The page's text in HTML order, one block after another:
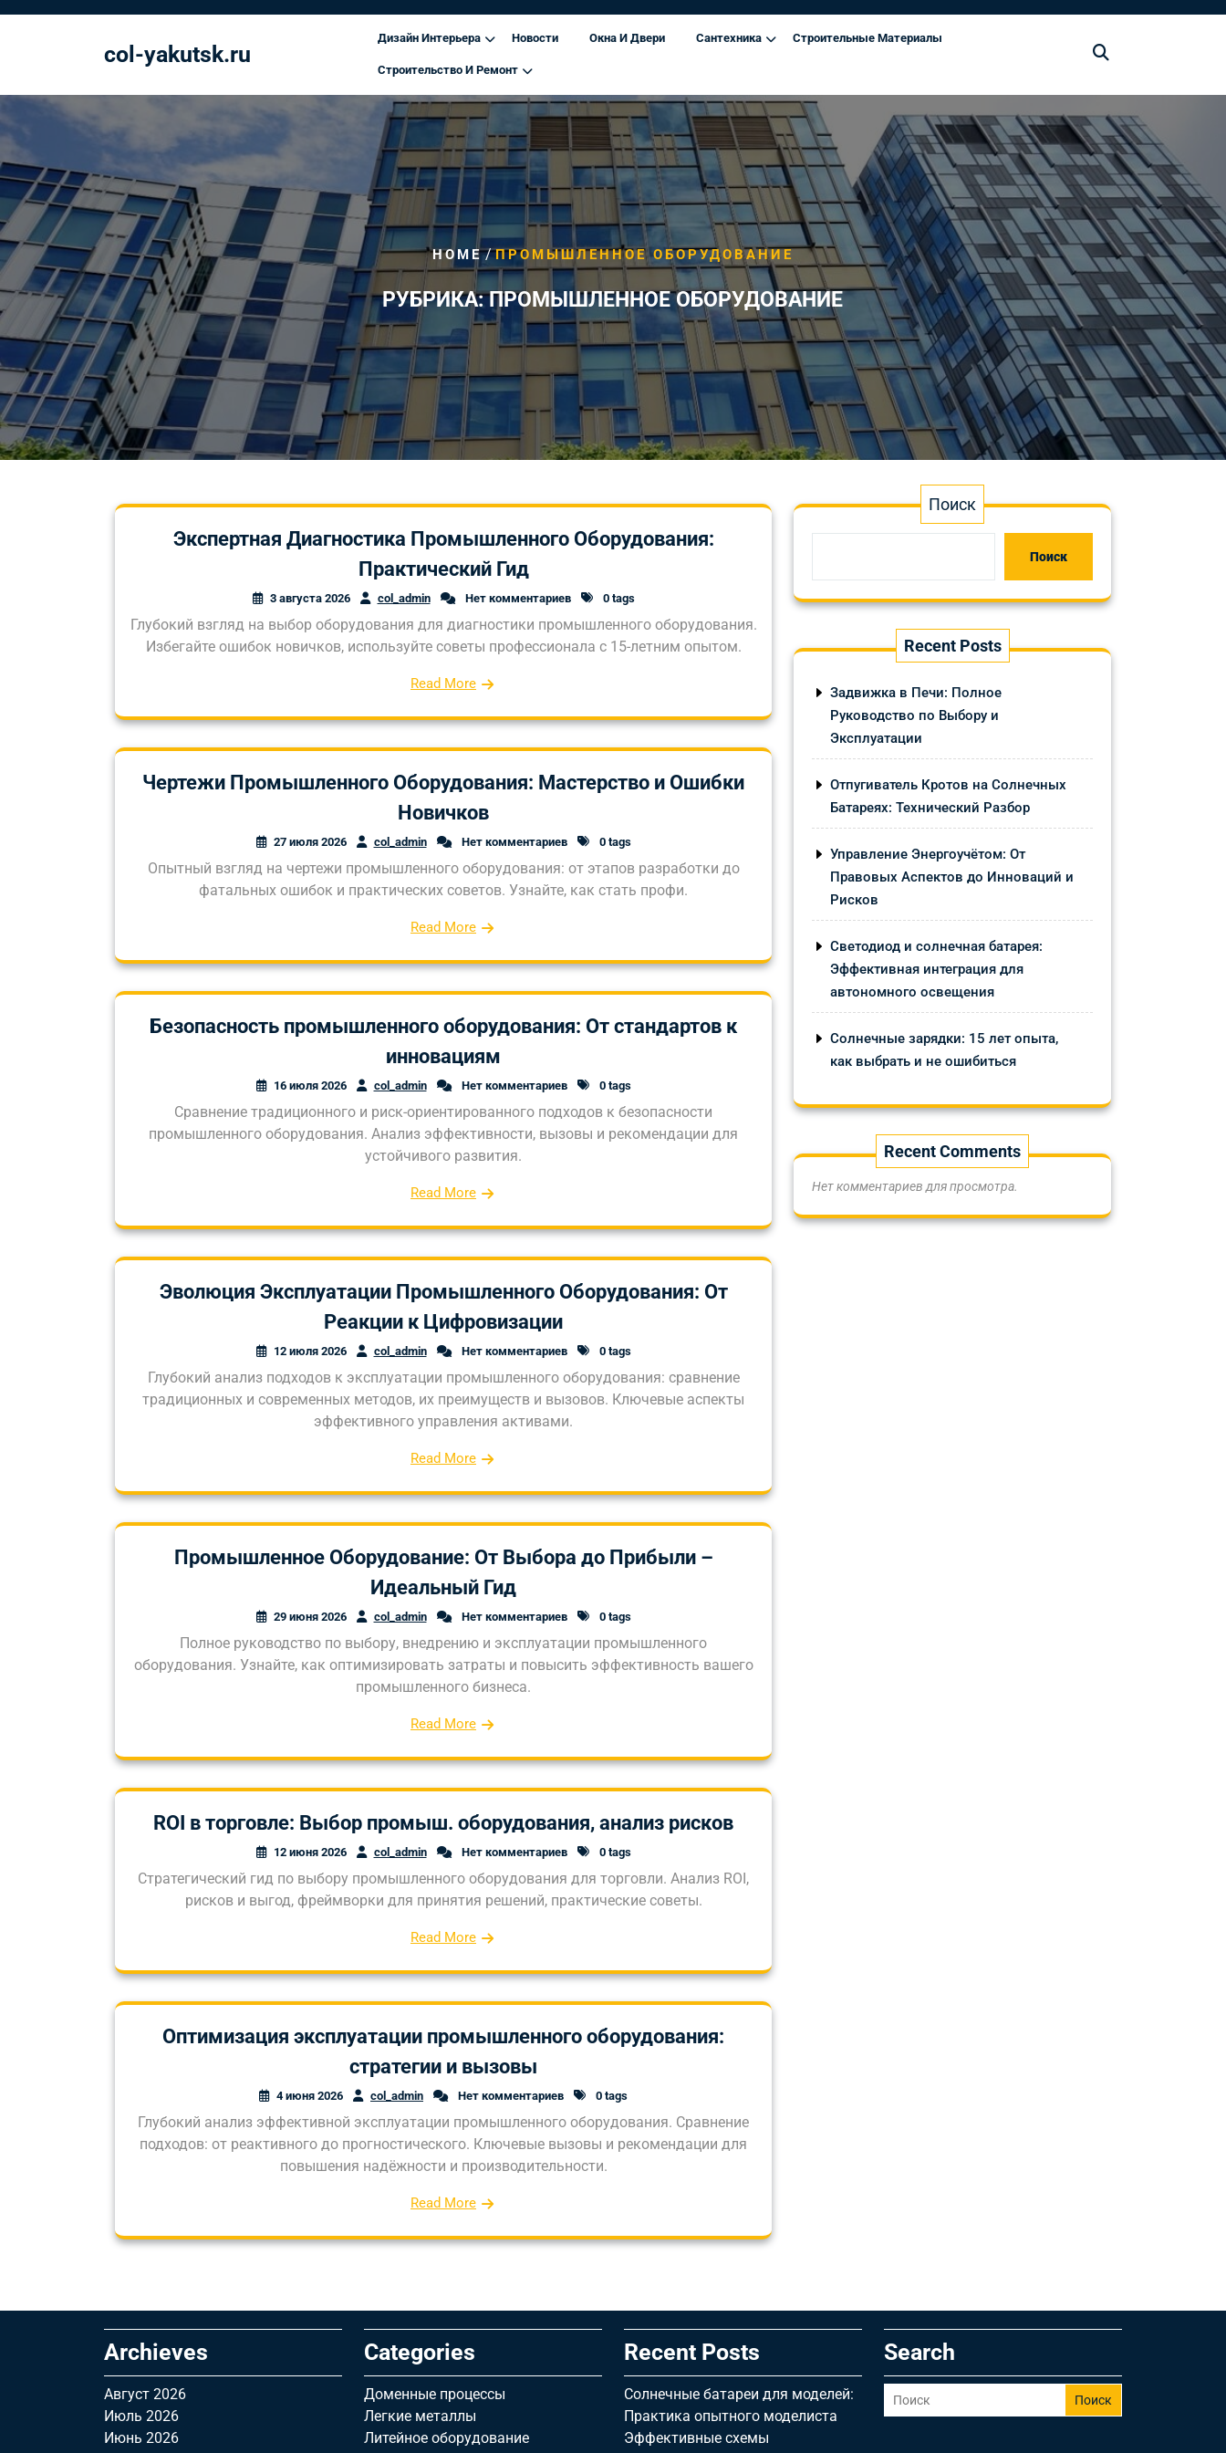
col-yakutsk.ru
Дизайн Интерьера Новости Окна И Двери Сантехника Строительные Материалы
Строительство И Ремонт
HOME/ПРОМЫШЛЕННОЕ ОБОРУДОВАНИЕ
РУБРИКА:ПРОМЫШЛЕННОЕ ОБОРУДОВАНИЕ
Экспертная Диагностика Промышленного Оборудования:
Практический Гид
3 августа 2026 col_admin Нет комментариев 0 tags
Глубокий взгляд на выбор оборудования для диагностики промышленного оборудования.
Избегайте ошибок новичков, используйте советы профессионала с 15-летним опытом.
Read More
Чертежи Промышленного Оборудования: Мастерство и Ошибки
Новичков
27 июля 2026 col_admin Нет комментариев 0 tags
Опытный взгляд на чертежи промышленного оборудования: от этапов разработки до
фатальных ошибок и практических советов. Узнайте, как стать профи.
Read More
Безопасность промышленного оборудования: От стандартов к
инновациям
16 июля 2026 col_admin Нет комментариев 0 tags
Сравнение традиционного и риск-ориентированного подходов к безопасности
промышленного оборудования. Анализ эффективности, вызовы и рекомендации для
устойчивого развития.
Read More
Эволюция Эксплуатации Промышленного Оборудования: От
Реакции к Цифровизации
12 июля 2026 col_admin Нет комментариев 0 tags
Глубокий анализ подходов к эксплуатации промышленного оборудования: сравнение
традиционных и современных методов, их преимуществ и вызовов. Ключевые аспекты
эффективного управления активами.
Read More
Промышленное Оборудование: От Выбора до Прибыли –
Идеальный Гид
29 июня 2026 col_admin Нет комментариев 0 tags
Полное руководство по выбору, внедрению и эксплуатации промышленного
оборудования. Узнайте, как оптимизировать затраты и повысить эффективность вашего
промышленного бизнеса.
Read More
ROI в торговле: Выбор промыш. оборудования, анализ рисков
12 июня 2026 col_admin Нет комментариев 0 tags
Стратегический гид по выбору промышленного оборудования для торговли. Анализ ROI,
рисков и выгод, фреймворки для принятия решений, практические советы.
Read More
Оптимизация эксплуатации промышленного оборудования:
стратегии и вызовы
4 июня 2026 col_admin Нет комментариев 0 tags
Глубокий анализ эффективной эксплуатации промышленного оборудования. Сравнение
подходов: от реактивного до прогностического. Ключевые вызовы и рекомендации для
повышения надёжности и производительности.
Read More
Поиск
Поиск
Recent Posts
Задвижка в Печи: Полное
Руководство по Выбору и
Эксплуатации
Отпугиватель Кротов на Солнечных
Батареях: Технический Разбор
Управление Энергоучётом: От
Правовых Аспектов до Инноваций и
Рисков
Светодиод и солнечная батарея:
Эффективная интеграция для
автономного освещения
Солнечные зарядки: 15 лет опыта,
как выбрать и не ошибиться
Recent Comments
Нет комментариев для просмотра.
Archieves
Август 2026
Июль 2026
Июнь 2026
Categories
Доменные процессы
Легкие металлы
Литейное оборудование
Recent Posts
Солнечные батареи для моделей:
Практика опытного моделиста
Эффективные схемы
Search
Поиск